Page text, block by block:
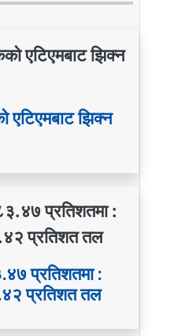
एटिएमबाट झिक्न
प्रतिशतमा :
प्रतिशत तल